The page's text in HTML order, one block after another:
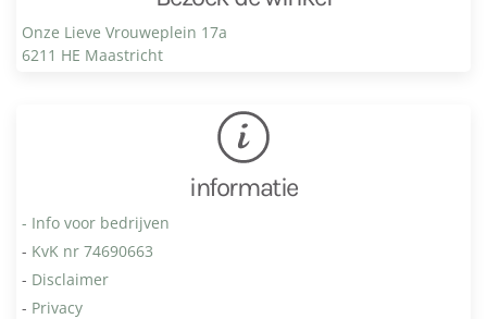
Onze Lieve Vrouweplein 17a
6211 HE Maastricht
informatie
- Info voor bedrijven
- KvK nr 74690663
- Disclaimer
- Privacy